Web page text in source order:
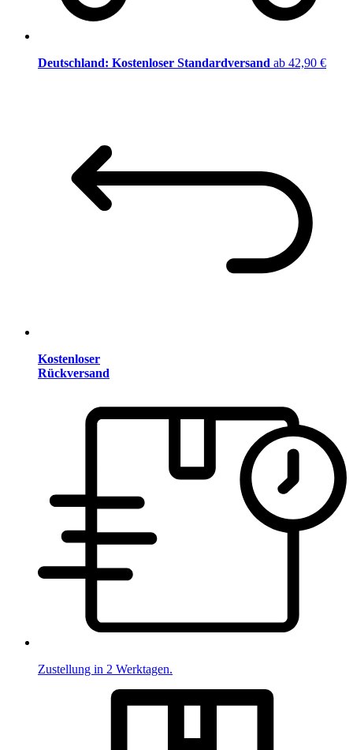
Deutschland: Kostenloser Standardversand ab 42,90 €
Kostenloser
Rückversand
Zustellung in 2 Werktagen.